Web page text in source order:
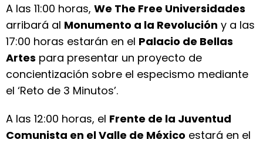
A las 11:00 horas, We The Free Universidades
arribará al Monumento a la Revolución y a las
17:00 horas estarán en el Palacio de Bellas
Artes para presentar un proyecto de
concientización sobre el especismo mediante
el ‘Reto de 3 Minutos’.
A las 12:00 horas, el Frente de la Juventud
Comunista en el Valle de México estará en el